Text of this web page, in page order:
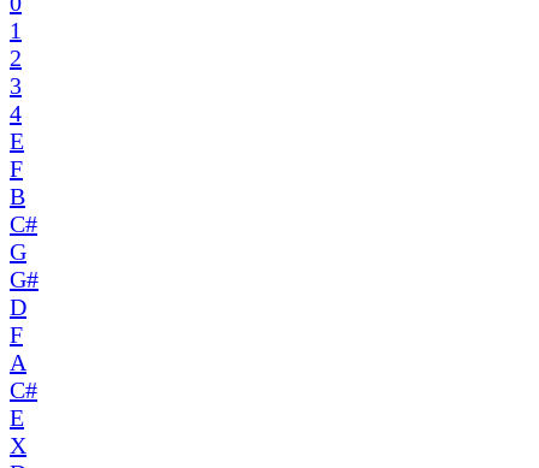
1
2
3
4
E
F
B
C#
G
G#
D
F
A
C#
E
X